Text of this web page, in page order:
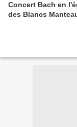
Concert Bach en
des Blancs